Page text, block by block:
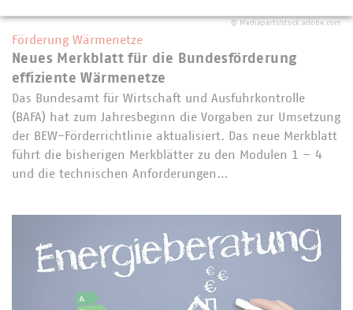
© Mediaparts/stock.adobe.com
Förderung Wärmenetze
Neues Merkblatt für die Bundesförderung
effiziente Wärmenetze
Das Bundesamt für Wirtschaft und Ausfuhrkontrolle
(BAFA) hat zum Jahresbeginn die Vorgaben zur Umsetzung
der BEW-Förderrichtlinie aktualisiert. Das neue Merkblatt
führt die bisherigen Merkblätter zu den Modulen 1 – 4
und die technischen Anforderungen…